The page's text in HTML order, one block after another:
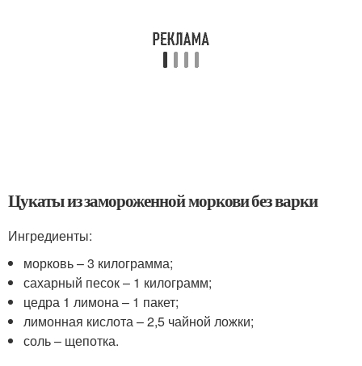
Цукаты из замороженной моркови без варки
Ингредиенты:
морковь – 3 килограмма;
сахарный песок – 1 килограмм;
цедра 1 лимона – 1 пакет;
лимонная кислота – 2,5 чайной ложки;
соль – щепотка.